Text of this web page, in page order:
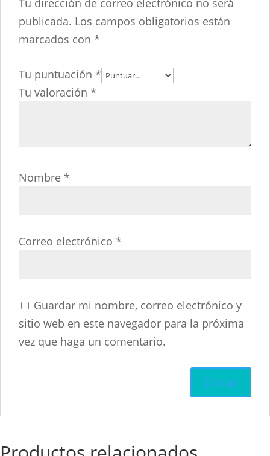
Tu dirección de correo electrónico no será
publicada. Los campos obligatorios están
marcados con *
Tu puntuación *
Tu valoración *
Nombre *
Correo electrónico *
Guardar mi nombre, correo electrónico y
sitio web en este navegador para la próxima
vez que haga un comentario.